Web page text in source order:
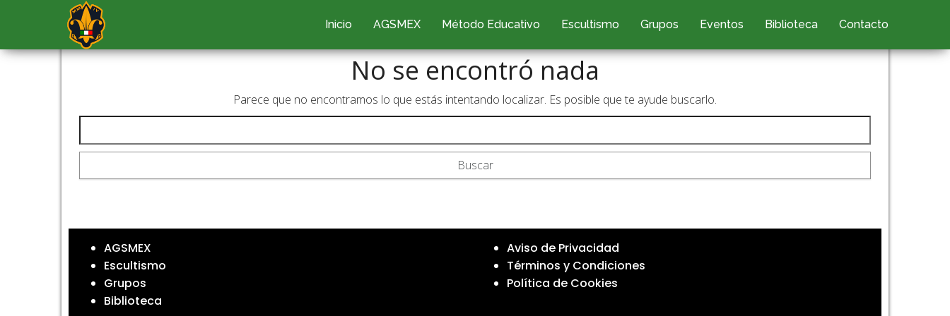
Mexicana,
Inicio AGSMEX Método Educativo Escultismo Grupos Eventos Biblioteca Contacto
No se encontró nada
Parece que no encontramos lo que estás intentando localizar. Es posible que te ayude buscarlo.
AGSMEX
Escultismo
Grupos
Biblioteca
Aviso de Privacidad
Términos y Condiciones
Política de Cookies